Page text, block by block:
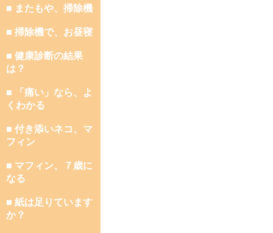
■ またもや、掃除機
■ 掃除機で、お昼寝
■ 健康診断の結果
は？
■ 「痛い」なら、よ
くわかる
■ 付き添いネコ、マ
フィン
■ マフィン、７歳に
なる
■ 紙は足りています
か？